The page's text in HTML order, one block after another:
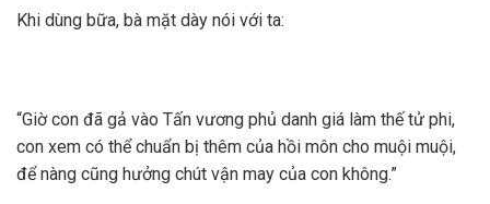
Khi dùng bữa, bà mặt dày nói với ta:
“Giờ con đã gả vào Tấn vương phủ danh giá làm thế tử phi,
con xem có thể chuẩn bị thêm của hồi môn cho muội muội,
để nàng cũng hưởng chút vận may của con không.”